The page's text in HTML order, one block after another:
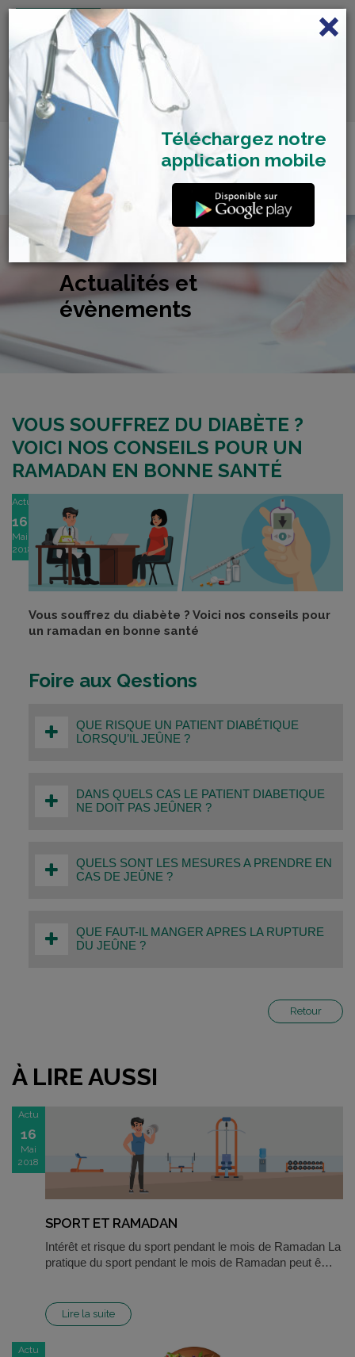
FRANÇAIS
Centre de Check-up Bilan
Santé
Actualités et
évènements
VOUS SOUFFREZ DU DIABÈTE ?
VOICI NOS CONSEILS POUR UN
RAMADAN EN BONNE SANTÉ
Actu
16
Mai
2018
Vous souffrez du diabète ? Voici nos conseils pour
un ramadan en bonne santé
Foire aux Qestions
QUE RISQUE UN PATIENT DIABÉTIQUE
LORSQU’IL JEÛNE ?
DANS QUELS CAS LE PATIENT DIABETIQUE
NE DOIT PAS JEÛNER ?
QUELS SONT LES MESURES A PRENDRE EN
CAS DE JEÛNE ?
QUE FAUT-IL MANGER APRES LA RUPTURE
DU JEÛNE ?
Retour
À LIRE AUSSI
Actu
16
Mai
2018
SPORT ET RAMADAN
Intérêt et risque du sport pendant le mois de Ramadan La
pratique du sport pendant le mois de Ramadan peut ê…
Lire la suite
Actu
Téléchargez notre
application mobile